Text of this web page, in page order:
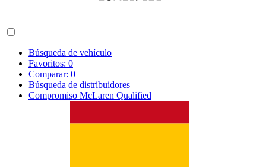
Búsqueda de vehículo
Favoritos: 0
Comparar: 0
Búsqueda de distribuidores
Compromiso McLaren Qualified